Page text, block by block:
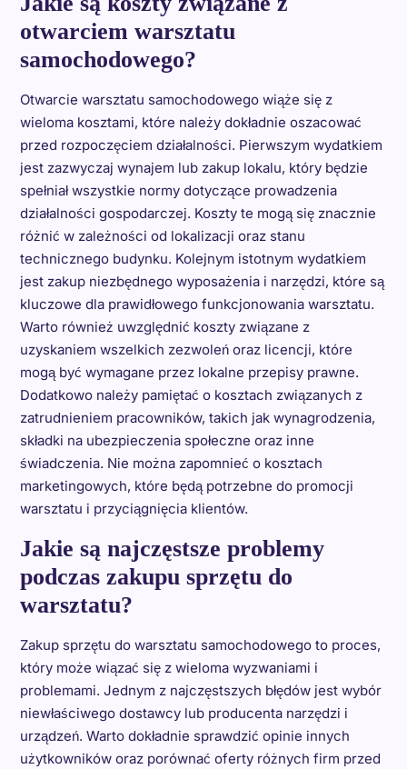
otwarciem warsztatu
samochodowego?
Otwarcie warsztatu samochodowego wiąże się z
wieloma kosztami, które należy dokładnie oszacować
przed rozpoczęciem działalności. Pierwszym wydatkiem
jest zazwyczaj wynajem lub zakup lokalu, który będzie
spełniał wszystkie normy dotyczące prowadzenia
działalności gospodarczej. Koszty te mogą się znacznie
różnić w zależności od lokalizacji oraz stanu
technicznego budynku. Kolejnym istotnym wydatkiem
jest zakup niezbędnego wyposażenia i narzędzi, które są
kluczowe dla prawidłowego funkcjonowania warsztatu.
Warto również uwzględnić koszty związane z
uzyskaniem wszelkich zezwoleń oraz licencji, które
mogą być wymagane przez lokalne przepisy prawne.
Dodatkowo należy pamiętać o kosztach związanych z
zatrudnieniem pracowników, takich jak wynagrodzenia,
składki na ubezpieczenia społeczne oraz inne
świadczenia. Nie można zapomnieć o kosztach
marketingowych, które będą potrzebne do promocji
warsztatu i przyciągnięcia klientów.
Jakie są najczęstsze problemy
podczas zakupu sprzętu do
warsztatu?
Zakup sprzętu do warsztatu samochodowego to proces,
który może wiązać się z wieloma wyzwaniami i
problemami. Jednym z najczęstszych błędów jest wybór
niewłaściwego dostawcy lub producenta narzędzi i
urządzeń. Warto dokładnie sprawdzić opinie innych
użytkowników oraz porównać oferty różnych firm przed